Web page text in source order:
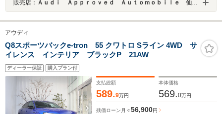
販売店： Ａｕｄｉ Ａｐｐｒｏｖｅｄ Ａｕｔｏｍｏｂｉｌｅ 仙台北
アウディ
Q8スポーツバックe-tron 55 クワトロ Sライン 4WD サ
イレンス インテリア ブラックP 21AW
ディーラー保証 購入プラン付
支払総額
589.9万円
本体価格
569.0万円
残価ローン 月々56,900円